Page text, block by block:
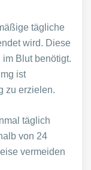
tägliche
wird. Diese
Blut benötigt.
ist
zu erzielen.
täglich
von 24
vermeiden